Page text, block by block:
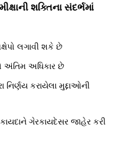
શક્તિના સંદર્ભમાં
લગાવી શકે છે
અંતિમ અધિકાર છે
નિર્ણય કરાયેલા મુદ્દાઓની
ગેરકાયદેસર જાહેર કરી